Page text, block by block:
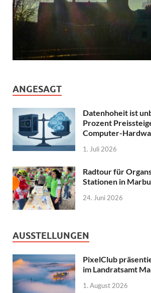
ANGESAGT
Datenhoheit ist
Prozent
Computer-
1. Juli 2026
Radtour für
Stationen in
24. Juni 2026
AUSSTELLUNGEN
PixelClub
im Landratsamt
1. August 2026